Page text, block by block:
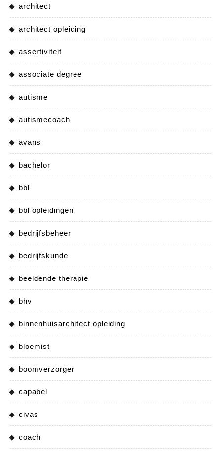
architect
architect opleiding
assertiviteit
associate degree
autisme
autismecoach
avans
bachelor
bbl
bbl opleidingen
bedrijfsbeheer
bedrijfskunde
beeldende therapie
bhv
binnenhuisarchitect opleiding
bloemist
boomverzorger
capabel
civas
coach